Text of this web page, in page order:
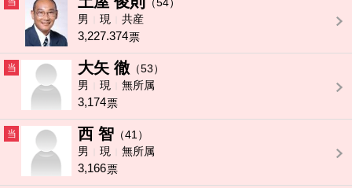
男
現 共産
3,227.374票
当 大矢 徹 （53）
男
現 無所属
3,174票
当 西 智 （41）
男
現 無所属
3,166票